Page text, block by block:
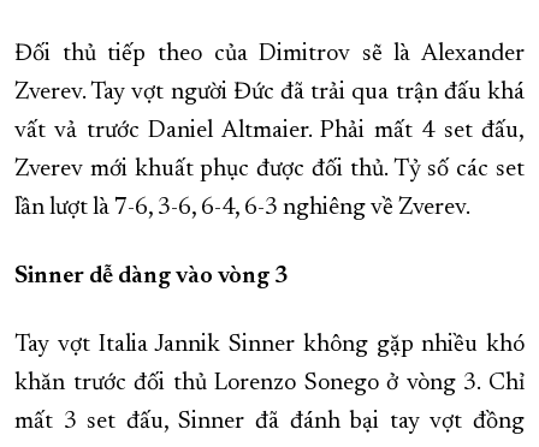
Đối thủ tiếp theo của Dimitrov sẽ là Alexander
Zverev. Tay vợt người Đức đã trải qua trận đấu khá
vất vả trước Daniel Altmaier. Phải mất 4 set đấu,
Zverev mới khuất phục được đối thủ. Tỷ số các set
lần lượt là 7-6, 3-6, 6-4, 6-3 nghiêng về Zverev.
Sinner dễ dàng vào vòng 3
Tay vợt Italia Jannik Sinner không gặp nhiều khó
khăn trước đối thủ Lorenzo Sonego ở vòng 3. Chỉ
mất 3 set đấu, Sinner đã đánh bại tay vợt đồng